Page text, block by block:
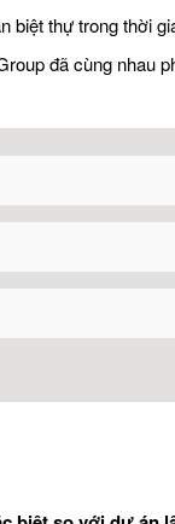
biệt thự trong thời
đã cùng